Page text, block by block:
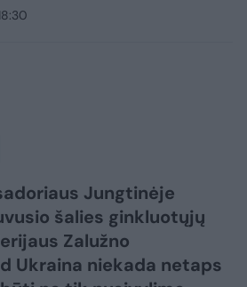
Jungtinėje
šalies ginkluotųjų
Zalužno
Ukraina niekada netaps